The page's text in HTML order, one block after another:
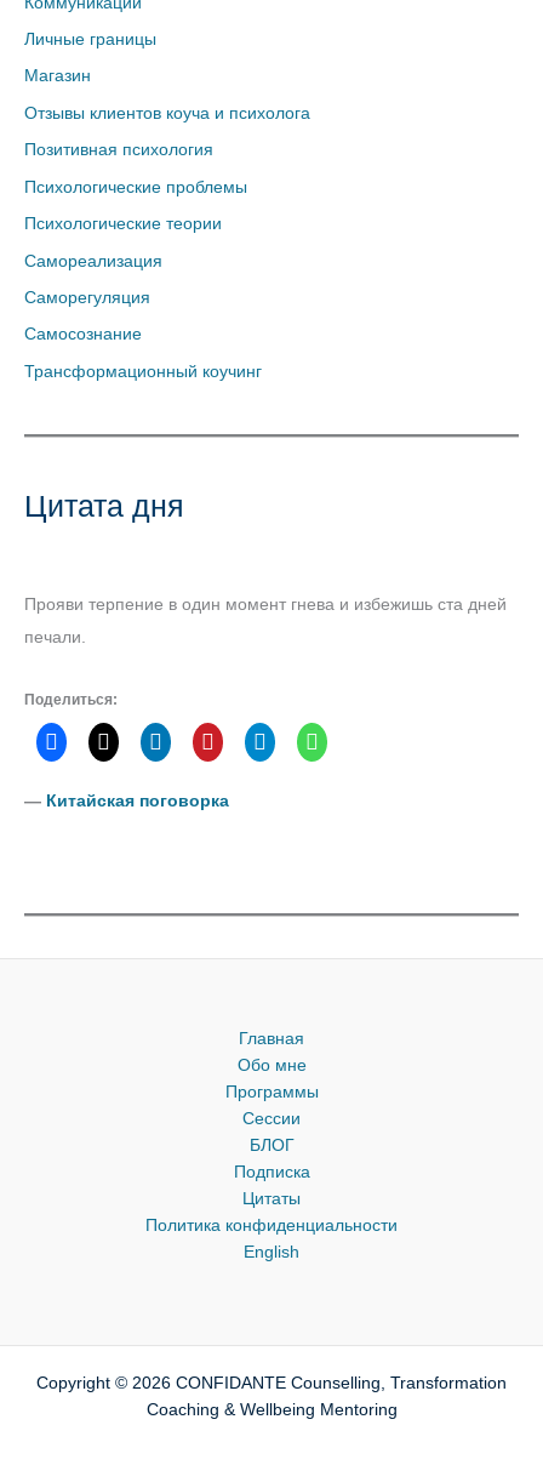
Личные границы
Магазин
Отзывы клиентов коуча и психолога
Позитивная психология
Психологические проблемы
Психологические теории
Самореализация
Саморегуляция
Самосознание
Трансформационный коучинг
Цитата дня
Прояви терпение в один момент гнева и избежишь ста дней
печали.
Поделиться:
― Китайская поговорка
Главная
Обо мне
Программы
Сессии
БЛОГ
Подписка
Цитаты
Политика конфиденциальности
English
Copyright © 2026 CONFIDANTE Counselling, Transformation
Coaching & Wellbeing Mentoring